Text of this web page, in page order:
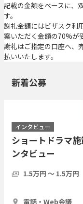
記載の金額をベースに、
す。
謝礼金額にはビザスク利
案いただく金額の70%が
謝礼はご指定の口座へ、
払いいたします。
新着公募
インタビュー
ショートドラマ
ンタビュー
1.5万円 〜 1.5万円
電話・Web会議